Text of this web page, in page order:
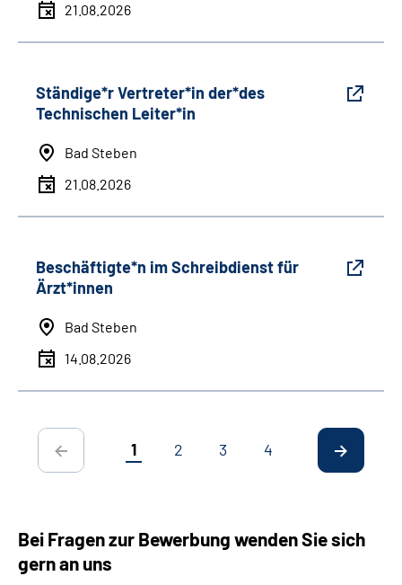
21.08.2026
Ständige*r Vertreter*in der*des
Technischen Leiter*in
Bad Steben
21.08.2026
Beschäftigte*n im Schreibdienst für
Ärzt*innen
Bad Steben
14.08.2026
1 2 3 4
Bei Fragen zur Bewerbung wenden Sie sich
gern an uns